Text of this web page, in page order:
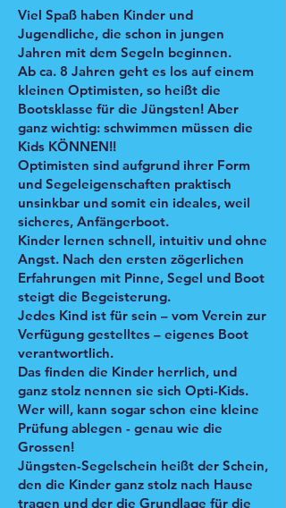
Viel Spaß haben Kinder und
Jugendliche, die schon in jungen
Jahren mit dem Segeln beginnen.
Ab ca. 8 Jahren geht es los auf einem
kleinen Optimisten, so heißt die
Bootsklasse für die Jüngsten! Aber
ganz wichtig: schwimmen müssen die
Kids KÖNNEN!!
Optimisten sind aufgrund ihrer Form
und Segeleigenschaften praktisch
unsinkbar und somit ein ideales, weil
sicheres, Anfängerboot.
Kinder lernen schnell, intuitiv und ohne
Angst. Nach den ersten zögerlichen
Erfahrungen mit Pinne, Segel und Boot
steigt die Begeisterung.
Jedes Kind ist für sein – vom Verein zur
Verfügung gestelltes – eigenes Boot
verantwortlich.
Das finden die Kinder herrlich, und
ganz stolz nennen sie sich Opti-Kids.
Wer will, kann sogar schon eine kleine
Prüfung ablegen - genau wie die
Grossen!
Jüngsten-Segelschein heißt der Schein,
den die Kinder ganz stolz nach Hause
tragen und der die Grundlage für die